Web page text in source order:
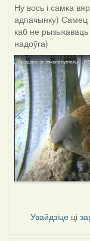
Ну вось і самка
адпачынку) Самец
каб не
надоўга)
Увайдзіце ці